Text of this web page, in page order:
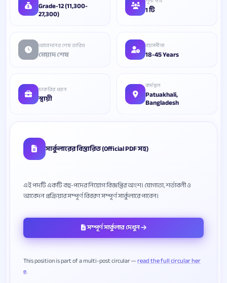
Grade-12 (11,300-
27,300) 1 টি
আবেদনের শেষ তারিখ
মেয়াদ শেষ
বয়সসীমা
18-45 Years
চাকরির ধরন
স্থায়ী
কর্মস্থল
Patuakhali,
Bangladesh
সার্কুলারের বিস্তারিত (Official PDF সহ)
এই পদটি একটি বহু-পদের নিয়োগ বিজ্ঞপ্তির অংশ। যোগ্যতা, শর্তাবলী ও
সম্পূর্ণ সার্কুলার দেখুন
This position is part of a multi-post circular —read the full circular her
e